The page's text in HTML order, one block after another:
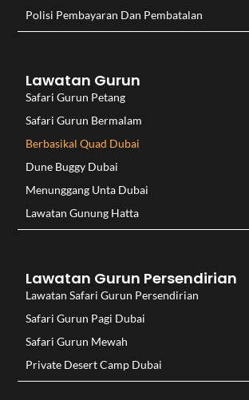
Polisi Pembayaran Dan Pembatalan
Lawatan Gurun
Safari Gurun Petang
Safari Gurun Bermalam
Berbasikal Quad Dubai
Dune Buggy Dubai
Menunggang Unta Dubai
Lawatan Gunung Hatta
Lawatan Gurun Persendirian
Lawatan Safari Gurun Persendirian
Safari Gurun Pagi Dubai
Safari Gurun Mewah
Private Desert Camp Dubai